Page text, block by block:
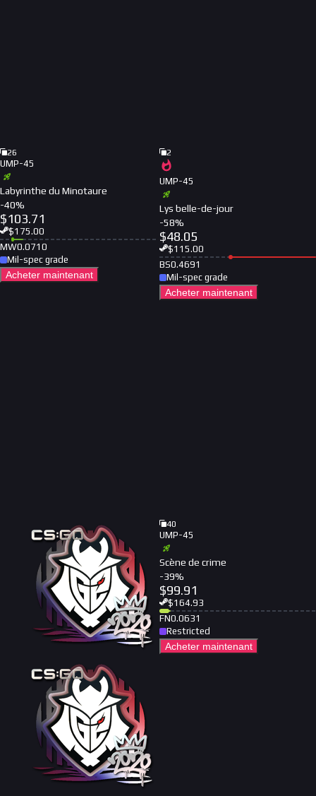
26
UMP-45
Labyrinthe du Minotaure
-40%
$103.71
$175.00
MW0.0710
Mil-spec grade
Acheter maintenant
2
UMP-45
Lys belle-de-jour
-58%
$48.05
$115.00
BS0.4691
Mil-spec grade
Acheter maintenant
40
UMP-45
Scène de crime
-39%
$99.91
$164.93
FN0.0631
Restricted
Acheter maintenant